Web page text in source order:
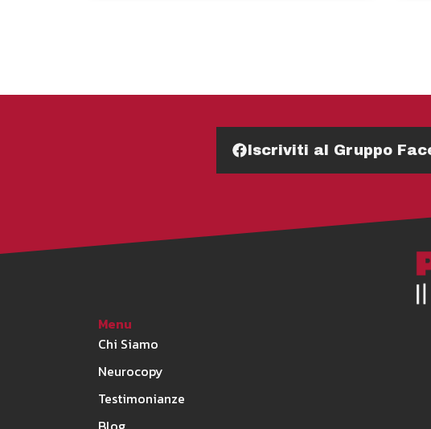
Iscriviti al Gruppo
Menu
Chi Siamo
Neurocopy
Testimonianze